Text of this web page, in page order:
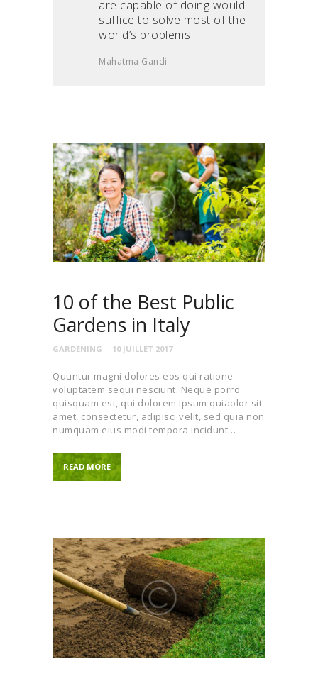
are capable of doing would
suffice to solve most of the
world’s problems
Mahatma Gandi
10 of the Best Public
Gardens in Italy
GARDENING 10 JUILLET 2017
Quuntur magni dolores eos qui ratione
voluptatem sequi nesciunt. Neque porro
quisquam est, qui dolorem ipsum quiaolor sit
amet, consectetur, adipisci velit, sed quia non
numquam eius modi tempora incidunt…
READ MORE